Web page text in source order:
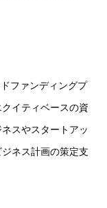
ファンディングプ
イティベースの資
スやスタートアッ
ネス計画の策定支